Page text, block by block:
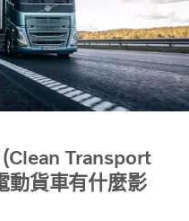
Transport
貨車有什麼影